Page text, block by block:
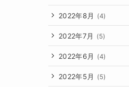
2022年8月 (4)
2022年7月 (5)
2022年6月 (4)
2022年5月 (5)